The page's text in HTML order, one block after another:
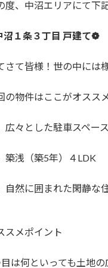
沼１条３丁目 戸建て❁
さて皆様！世の中には
の物件はここがオスス
広々とした駐車スペース
築浅（築5年）４LDK
自然に囲まれた閑静な
スメポイント
は何といっても土地の